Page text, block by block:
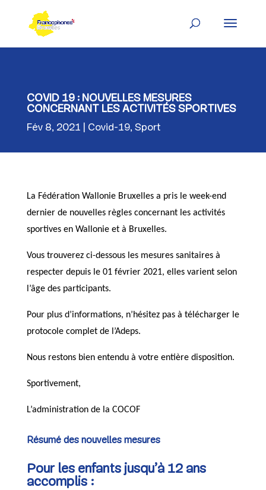
content
COVID 19 : NOUVELLES MESURES
CONCERNANT LES ACTIVITÉS SPORTIVES
Fév 8, 2021 Covid-19, Sport
La Fédération Wallonie Bruxelles a pris le week-end
dernier de nouvelles règles concernant les activités
sportives en Wallonie et à Bruxelles.
Vous trouverez ci-dessous les mesures sanitaires à
respecter depuis le 01 février 2021, elles varient selon
l’âge des participants.
Pour plus d’informations, n’hésitez pas à télécharger le
protocole complet de l’Adeps.
Nous restons bien entendu à votre entière disposition.
Sportivement,
L’administration de la COCOF
Résumé des nouvelles mesures
Pour les enfants jusqu’à 12 ans
accomplis :